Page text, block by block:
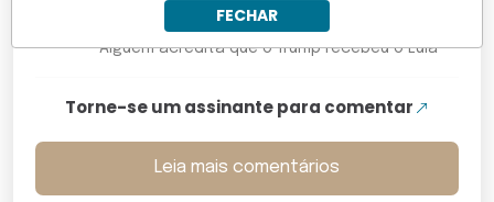
Cjcosta1@Hotmail.com
Alguém acredita que o Trump recebeu o Lula
Torne-se um assinante para comentar
Leia mais comentários
FECHAR